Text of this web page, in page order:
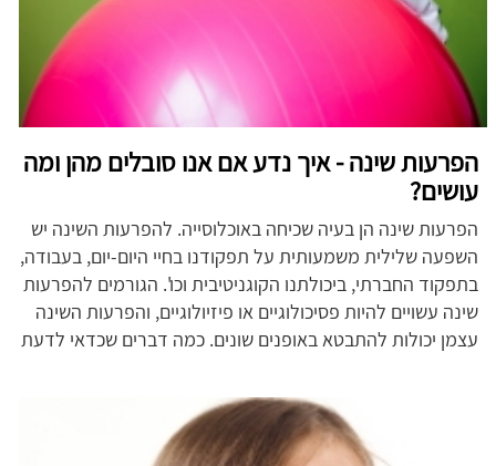
הפרעות שינה - איך נדע אם אנו סובלים מהן ומה
עושים?
הפרעות שינה הן בעיה שכיחה באוכלוסייה. להפרעות השינה יש
השפעה שלילית משמעותית על תפקודנו בחיי היום-יום, בעבודה,
בתפקוד החברתי, ביכולתנו הקוגניטיבית וכו'. הגורמים להפרעות
שינה עשויים להיות פסיכולוגיים או פיזיולוגיים, והפרעות השינה
עצמן יכולות להתבטא באופנים שונים. כמה דברים שכדאי לדעת